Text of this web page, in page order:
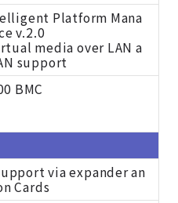
Platform Mana
v.2.0
media over LAN a
support
BMC
via expander an
Cards